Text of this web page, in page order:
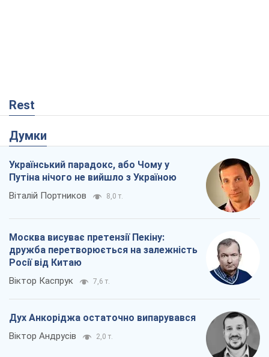
Rest
Думки
Український парадокс, або Чому у
Путіна нічого не вийшло з Україною
Віталій Портников 8,0 т.
Москва висуває претензії Пекіну:
дружба перетворюється на залежність
Росії від Китаю
Віктор Каспрук 7,6 т.
Дух Анкоріджа остаточно випарувався
Віктор Андрусів 2,0 т.